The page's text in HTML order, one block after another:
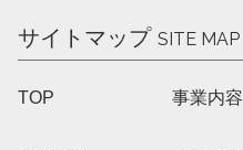
サイトマップ SITE MAP
TOP 事業内容